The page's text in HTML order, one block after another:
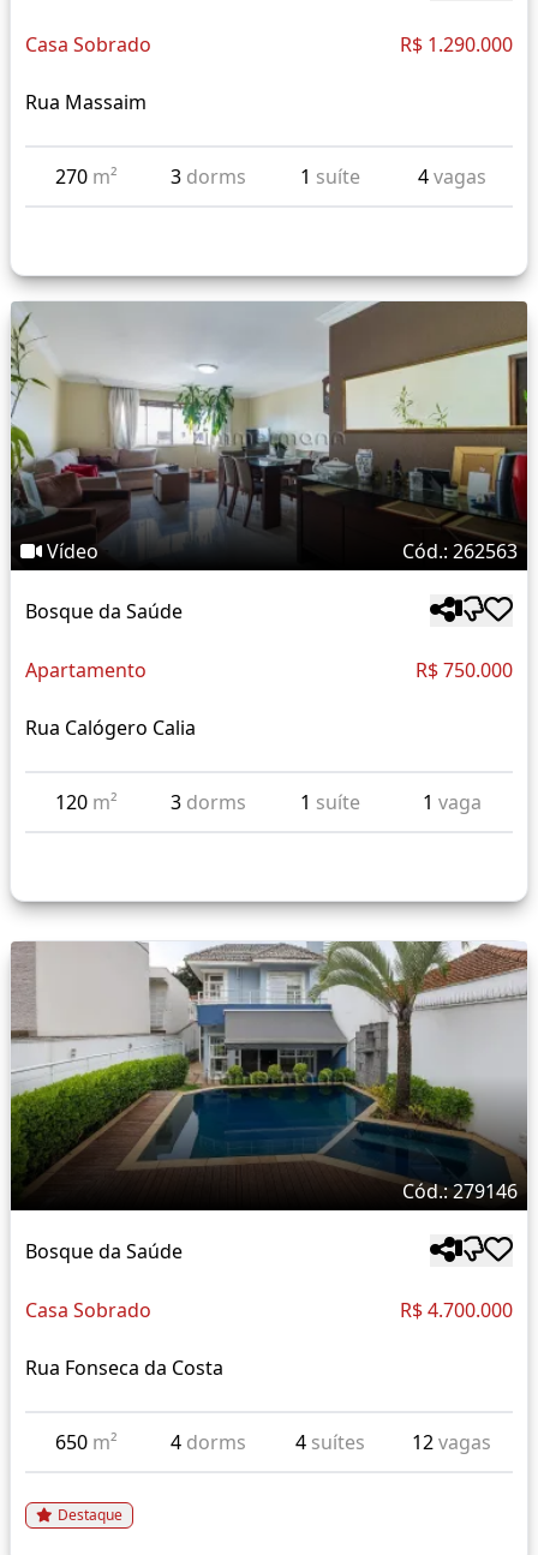
Casa Sobrado R$ 1.290.000
Rua Massaim
270 m² 3 dorms 1 suíte 4vagas
Vídeo Cód.: 262563
Bosque da Saúde
Apartamento R$ 750.000
Rua Calógero Calia
120 m² 3 dorms 1 suíte 1 vaga
Cód.: 279146
Bosque da Saúde
Casa Sobrado R$ 4.700.000
Rua Fonseca da Costa
650 m² 4 dorms 4 suítes 12vagas
Destaque